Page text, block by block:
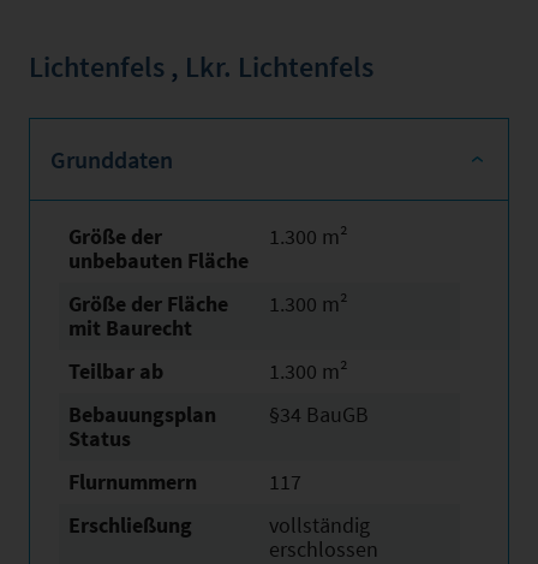
Lichtenfels , Lkr. Lichtenfels
Grunddaten
Größe der
unbebauten Fläche
1.300 m²
Größe der Fläche
mit Baurecht
1.300 m²
Teilbar ab
1.300 m²
Bebauungsplan
Status
§34 BauGB
Flurnummern
117
Erschließung
vollständig
erschlossen